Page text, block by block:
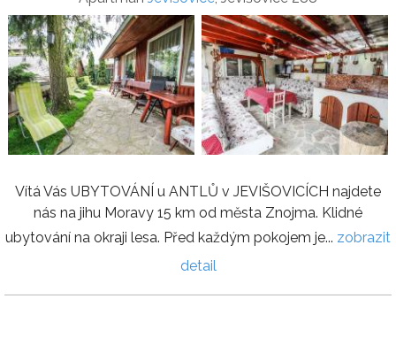
Vítá Vás UBYTOVÁNÍ u ANTLŮ v JEVIŠOVICÍCH najdete
nás na jihu Moravy 15 km od města Znojma. Klidné
ubytování na okraji lesa. Před každým pokojem je... zobrazit
detail